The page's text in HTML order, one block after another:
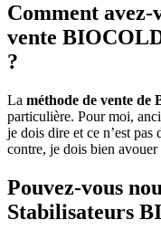
Comment avez-
vente
?
La méthode de vente de
particulière. Pour moi,
je dois dire et ce n’est pas
contre, je dois bien avouer
Pouvez-vous
Stabilisateurs